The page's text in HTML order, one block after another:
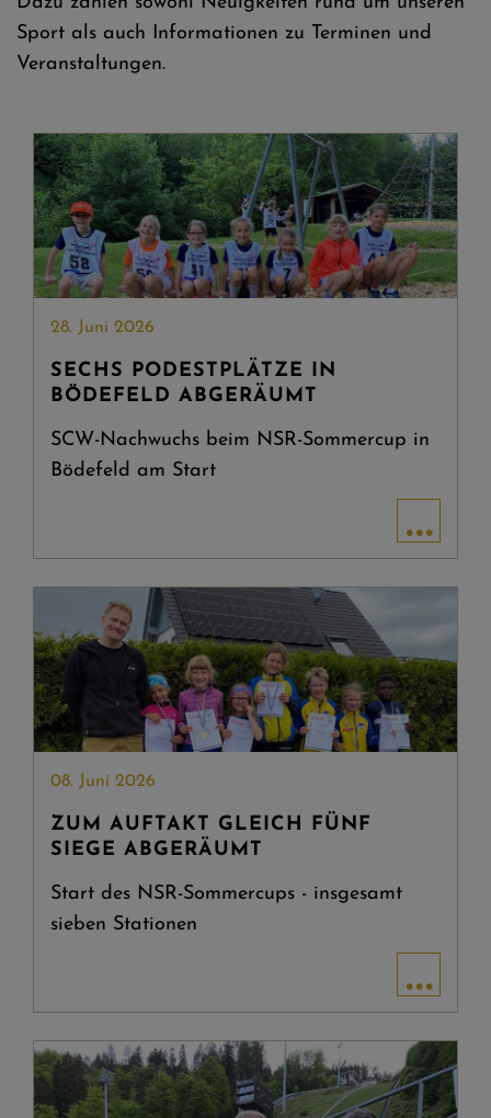
Sport als auch Informationen zu Terminen und
Veranstaltungen.
28. Juni 2026
SECHS PODESTPLÄTZE IN
BÖDEFELD ABGERÄUMT
SCW-Nachwuchs beim NSR-Sommercup in
Bödefeld am Start
...
08. Juni 2026
ZUM AUFTAKT GLEICH FÜNF
SIEGE ABGERÄUMT
Start des NSR-Sommercups - insgesamt
sieben Stationen
...